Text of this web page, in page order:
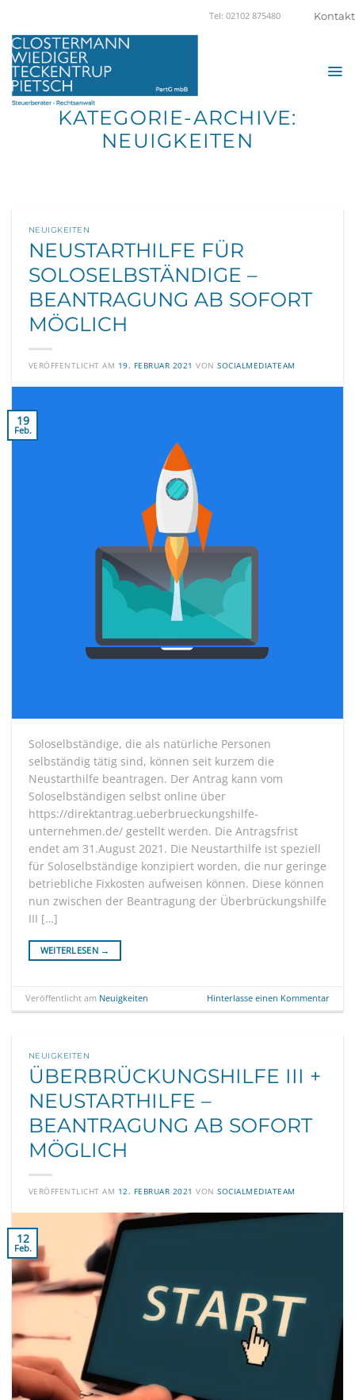
Inhalt
springen
Tel: 02102 875480 Kontakt
KATEGORIE-ARCHIVE:
NEUIGKEITEN
NEUIGKEITEN
NEUSTARTHILFE FÜR
SOLOSELBSTÄNDIGE –
BEANTRAGUNG AB SOFORT
MÖGLICH
VERÖFFENTLICHT AM 19. FEBRUAR 2021 VONSOCIALMEDIATEAM
19
Feb.
Soloselbständige, die als natürliche Personen
selbständig tätig sind, können seit kurzem die
Neustarthilfe beantragen. Der Antrag kann vom
Soloselbständigen selbst online über
https://direktantrag.ueberbrueckungshilfe-
unternehmen.de/ gestellt werden. Die Antragsfrist
endet am 31.August 2021. Die Neustarthilfe ist speziell
für Soloselbständige konzipiert worden, die nur geringe
betriebliche Fixkosten aufweisen können. Diese können
nun zwischen der Beantragung der Überbrückungshilfe
III […]
WEITERLESEN →
Veröffentlicht am Neuigkeiten Hinterlasse einen Kommentar
NEUIGKEITEN
ÜBERBRÜCKUNGSHILFE III +
NEUSTARTHILFE –
BEANTRAGUNG AB SOFORT
MÖGLICH
VERÖFFENTLICHT AM 12. FEBRUAR 2021 VONSOCIALMEDIATEAM
12
Feb.